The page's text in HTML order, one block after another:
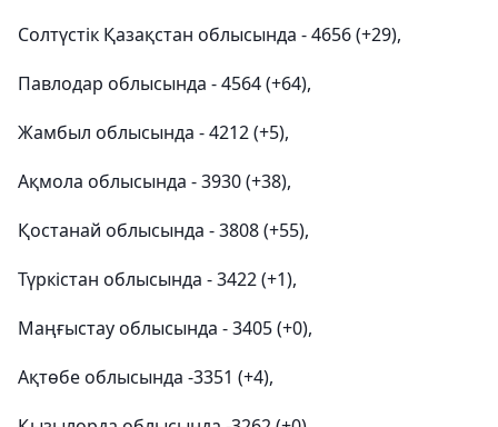
Солтүстік Қазақстан облысында - 4656 (+29),
Павлодар облысында - 4564 (+64),
Жамбыл облысында - 4212 (+5),
Ақмола облысында - 3930 (+38),
Қостанай облысында - 3808 (+55),
Түркістан облысында - 3422 (+1),
Маңғыстау облысында - 3405 (+0),
Ақтөбе облысында -3351 (+4),